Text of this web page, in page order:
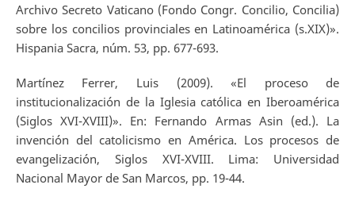
Archivo Secreto Vaticano (Fondo Congr. Concilio, Concilia)
sobre los concilios provinciales en Latinoamérica (s.XIX)».
Hispania Sacra, núm. 53, pp. 677-693.
Martínez Ferrer, Luis (2009). «El proceso de
institucionalización de la Iglesia católica en Iberoamérica
(Siglos XVI-XVIII)». En: Fernando Armas Asin (ed.). La
invención del catolicismo en América. Los procesos de
evangelización, Siglos XVI-XVIII. Lima: Universidad
Nacional Mayor de San Marcos, pp. 19-44.